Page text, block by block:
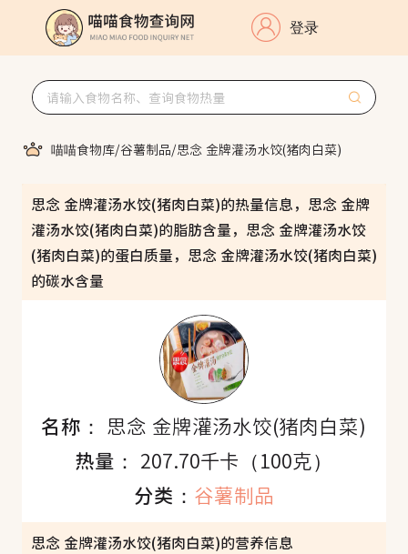
登录
喵喵食物库/谷薯制品/思念 金牌灌汤水饺(猪肉白菜)
思念 金牌灌汤水饺(猪肉白菜)的热量信息，思念 金牌
灌汤水饺(猪肉白菜)的脂肪含量，思念 金牌灌汤水饺
(猪肉白菜)的蛋白质量，思念 金牌灌汤水饺(猪肉白菜)
的碳水含量
名称： 思念 金牌灌汤水饺(猪肉白菜)
热量： 207.70千卡（100克）
分类： 谷薯制品
思念 金牌灌汤水饺(猪肉白菜)的营养信息